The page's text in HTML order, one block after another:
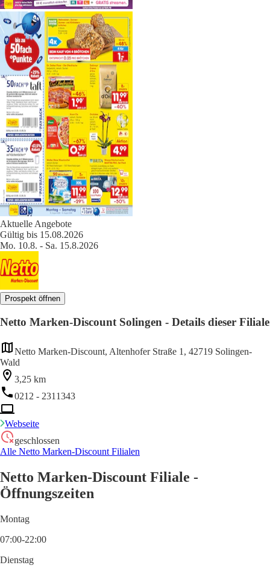
Aktuelle Angebote
Gültig bis 15.08.2026
Mo. 10.8. - Sa. 15.8.2026
Prospekt öffnen
Netto Marken-Discount Solingen - Details dieser Filiale
Netto Marken-Discount, Altenhofer Straße 1, 42719 Solingen-
Wald
3,25 km
0212 - 2311343
Webseite
geschlossen
Alle Netto Marken-Discount Filialen
Netto Marken-Discount Filiale -
Öffnungszeiten
Montag
07:00-22:00
Dienstag